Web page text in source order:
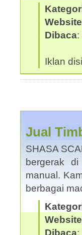
Website
Dibaca:
Iklan
Jual
SHASA
bergerak
manual.
berbagai
Website
Dibaca: